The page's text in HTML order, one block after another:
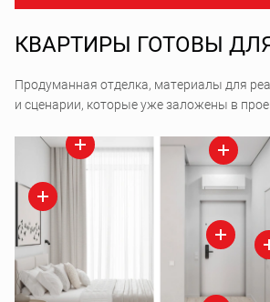
КВАРТИРЫ ГОТОВЫ
Продуманная отделка, материалы для
и сценарии, которые уже заложены в